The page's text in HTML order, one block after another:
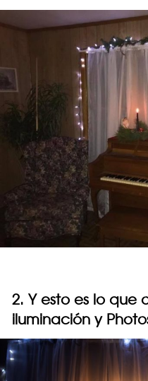
2. Y esto es lo que
iluminación y